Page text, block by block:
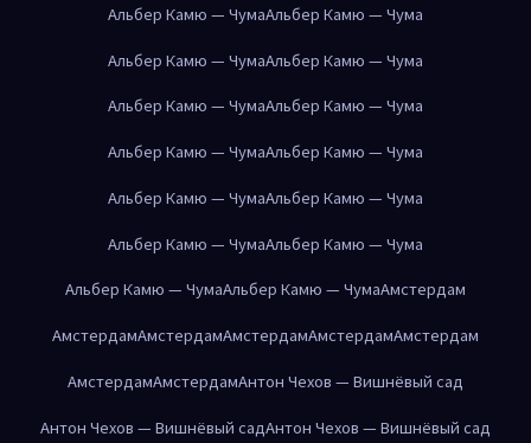
Альбер Камю — ЧумаАльбер Камю — Чума
Альбер Камю — ЧумаАльбер Камю — Чума
Альбер Камю — ЧумаАльбер Камю — Чума
Альбер Камю — ЧумаАльбер Камю — Чума
Альбер Камю — ЧумаАльбер Камю — Чума
Альбер Камю — ЧумаАльбер Камю — Чума
Альбер Камю — ЧумаАльбер Камю — ЧумаАмстердам
АмстердамАмстердамАмстердамАмстердамАмстердам
АмстердамАмстердамАнтон Чехов — Вишнёвый сад
Антон Чехов — Вишнёвый садАнтон Чехов — Вишнёвый сад